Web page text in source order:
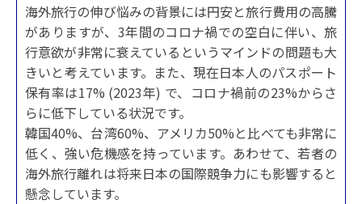
海外旅行の伸び悩みの背景には円安と旅行費用の高騰
がありますが、3年間のコロナ禍での空白に伴い、旅
行意欲が非常に衰えているというマインドの問題も大
きいと考えています。また、現在日本人のパスポート
保有率は17% (2023年) で、コロナ禍前の23%からさ
らに低下している状況です。
韓国40%、台湾60%、アメリカ50%と比べても非常に
低く、強い危機感を持っています。あわせて、若者の
海外旅行離れは将来日本の国際競争力にも影響すると
懸念しています。